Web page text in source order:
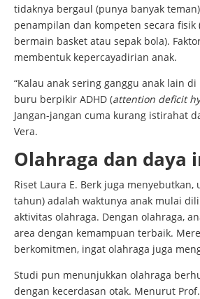
tidaknya bergaul (punya banyak
penampilan dan kompeten secara
bermain basket atau sepak bola).
membentuk kepercayadirian anak.
“Kalau anak sering ganggu anak lain
buru berpikir ADHD (attention deficit
Jangan-jangan cuma kurang istirahat
Vera.
Olahraga dan daya
Riset Laura E. Berk juga menyebutkan,
tahun) adalah waktunya anak mulai
aktivitas olahraga. Dengan olahraga,
area dengan kemampuan terbaik.
berkomitmen, ingat olahraga juga
Studi pun menunjukkan olahraga
dengan kecerdasan otak. Menurut